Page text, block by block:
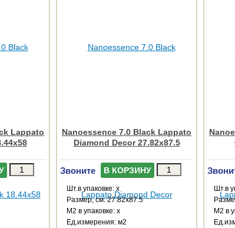
Lappato
Nanoessence 7.0 Black Lappato
Diamond Decor 27.82x87.5
Звоните В КОРЗИНУ
Шт.в упаковке: x
Размер, см: 27.82x87.5
М2 в упаковке: x
Ед.измерения: м2
Шт.в
М2 в